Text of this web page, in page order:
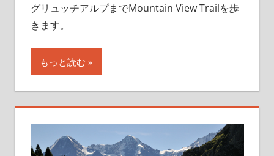
グリュッチアルプまでMountain View Trailを歩
きます。
もっと読む